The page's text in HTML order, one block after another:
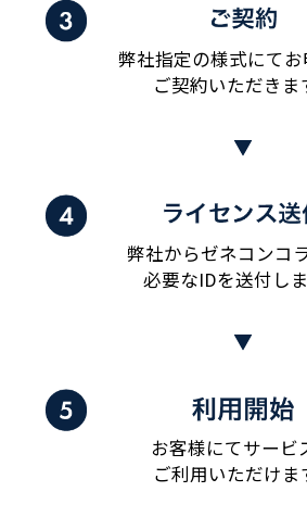
弊社指定の様式にてお
ご契約いただきま
弊社からゼネコンコ
必要なIDを送付しま
お客様にてサービ
ご利用いただけま